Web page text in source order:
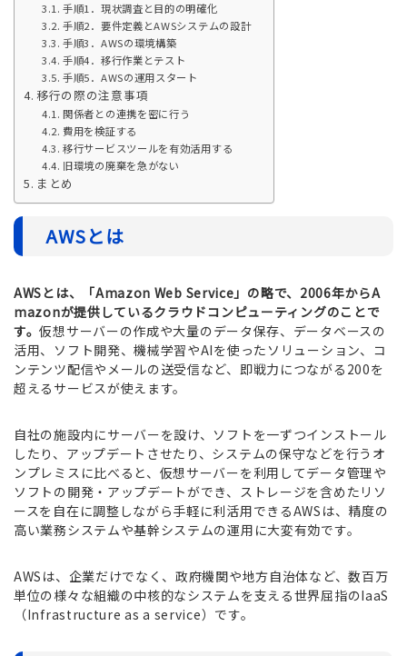
手順1．現状調査と目的の明確化
手順2．要件定義とAWSシステムの設計
手順3．AWSの環境構築
手順4．移行作業とテスト
手順5．AWSの運用スタート
移行の際の注意事項
関係者との連携を密に行う
費用を検証する
移行サービスツールを有効活用する
旧環境の廃棄を急がない
まとめ
AWSとは
AWSとは、「Amazon Web Service」の略で、2006年からA
mazonが提供しているクラウドコンピューティングのことで
す。仮想サーバーの作成や大量のデータ保存、データベースの
活用、ソフト開発、機械学習やAIを使ったソリューション、コ
ンテンツ配信やメールの送受信など、即戦力につながる200を
超えるサービスが使えます。
自社の施設内にサーバーを設け、ソフトを一ずつインストール
したり、アップデートさせたり、システムの保守などを行うオ
ンプレミスに比べると、仮想サーバーを利用してデータ管理や
ソフトの開発・アップデートができ、ストレージを含めたリソ
ースを自在に調整しながら手軽に利活用できるAWSは、精度の
高い業務システムや基幹システムの運用に大変有効です。
AWSは、企業だけでなく、政府機関や地方自治体など、数百万
単位の様々な組織の中核的なシステムを支える世界屈指のIaaS
（Infrastructure as a service）です。